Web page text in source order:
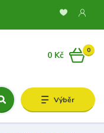
Výběr
0
0 Kč